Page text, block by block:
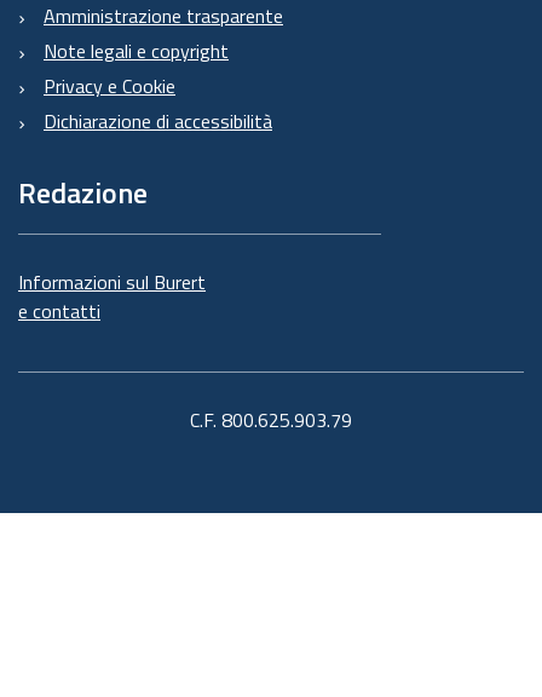
Amministrazione trasparente
Note legali e copyright
Privacy e Cookie
Dichiarazione di accessibilità
Redazione
Informazioni sul Burert
e contatti
C.F. 800.625.903.79